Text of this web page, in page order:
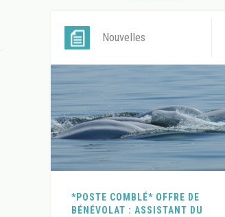
Nouvelles
*POSTE COMBLÉ* OFFRE DE
BÉNÉVOLAT : ASSISTANT DU